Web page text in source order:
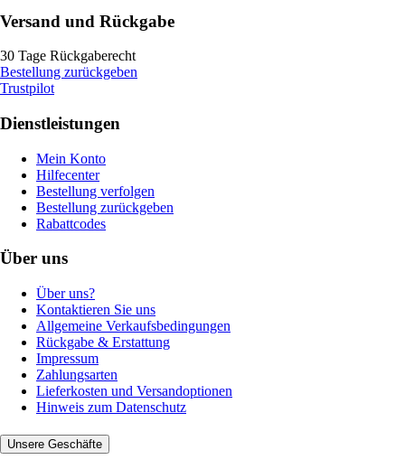
Versand und Rückgabe
30 Tage Rückgaberecht
Bestellung zurückgeben
Trustpilot
Dienstleistungen
Mein Konto
Hilfecenter
Bestellung verfolgen
Bestellung zurückgeben
Rabattcodes
Über uns
Über uns?
Kontaktieren Sie uns
Allgemeine Verkaufsbedingungen
Rückgabe & Erstattung
Impressum
Zahlungsarten
Lieferkosten und Versandoptionen
Hinweis zum Datenschutz
Unsere Geschäfte